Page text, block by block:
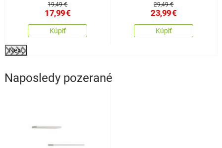
19,49 €
17,99€
Kúpiť
29,49 €
23,99€
Kúpiť
Next
Naposledy pozerané